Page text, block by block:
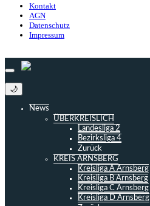
Kontakt
AGN
Datenschutz
Impressum
🌙
News
ÜBERKREISLICH
Landesliga 2
Bezirksliga 4
Zurück
KREIS ARNSBERG
Kreisliga A Arnsberg
Kreisliga B Arnsberg
Kreisliga C Arnsberg
Kreisliga D Arnsberg